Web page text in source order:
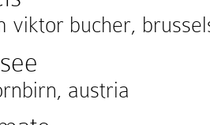
viktor bucher,
austria